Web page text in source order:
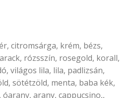
citromsárga, krém, bézs,
rózsszín, rosegold, korall,
világos lila, lila, padlizsán,
sötétzöld, menta, baba kék,
arany, cappucsino,,